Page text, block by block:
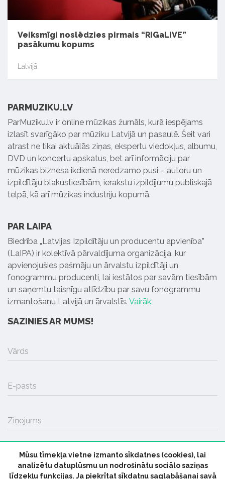
Veiksmīgi noslēdzies pirmais “RIGaLIVE”
pasākumu kopums
Latvijā
PARMUZIKU.LV
ParMuziku.lv ir online mūzikas žurnāls, kurā iespējams
izlasīt svarīgāko par mūziku Latvijā un pasaulē. Šeit vari
atrast ne tikai aktuālās ziņas, ekspertu viedokļus, albumu,
DVD un koncertu apskatus, bet arī informāciju par
mūzikas biznesa ikdienā neredzamo pusi – autoru un
izpildītāju blakustiesībām, ierakstu izpildījumu publiskajā
telpā, kā arī mūzikas industriju kopumā.
PAR LAIPA
Biedrība „Latvijas Izpildītāju un producentu apvienība”
(LaIPA) ir kolektīvā pārvaldījuma organizācija, kur
apvienojušies pašmāju un ārvalstu izpildītāji un
fonogrammu producenti, lai iestātos par savām tiesībām
un saņemtu taisnīgu atlīdzību par savu fonogrammu
izmantošanu Latvijā un ārvalstīs. Vairāk
SAZINIES AR MUMS!
Vārds
E-pasts
Ziņojums
SŪTĪT
Mūsu tīmekļa vietne izmanto sīkdatnes (cookies), lai
analizētu datuplūsmu un nodrošinātu sociālo saziņas
līdzekļu funkcijas. Ja piekrītat sīkdatņu saglabāšanai savā